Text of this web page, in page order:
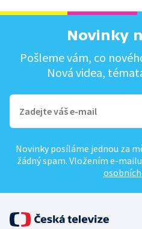
Novinky
Pošleme vám, co
Nová videa,
Novinky posíláme jednou za
žádný spam. Vložením e-